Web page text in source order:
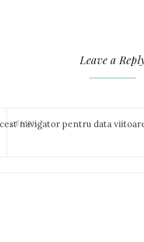
Leave a
EMAIL*
navigator pentru data